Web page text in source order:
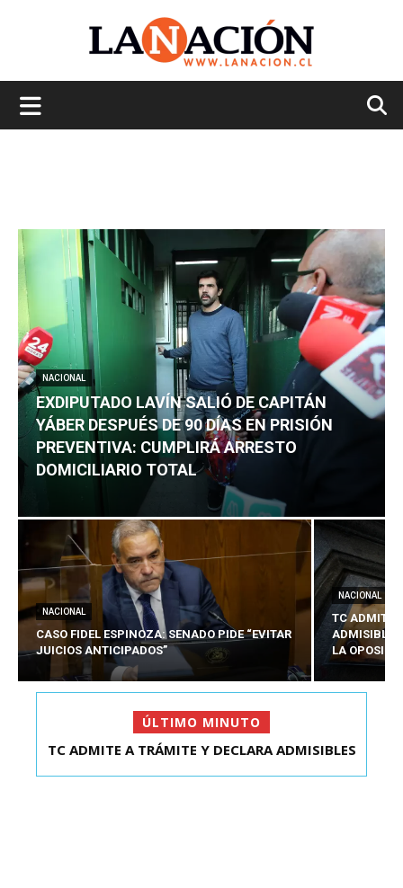
NACIONAL
EXDIPUTADO LAVÍN SALIÓ DE CAPITÁN
YÁBER DESPUÉS DE 90 DÍAS EN PRISIÓN
PREVENTIVA: CUMPLIRÁ ARRESTO
DOMICILIARIO TOTAL
NACIONAL
CASO FIDEL ESPINOZA: SENADO PIDE “EVITAR
JUICIOS ANTICIPADOS”
NACIONAL
TC ADMITE
ADMISIBLES
LA
ÚLTIMO MINUTO
EXDIPUTADO LAVÍN SALIÓ DE CAPITÁN YÁBER
TC ADMITE A TRÁMITE Y DECLARA ADMISIBLES